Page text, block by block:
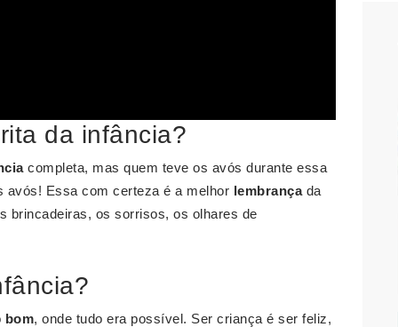
da infância?
completa, mas quem teve os avós durante essa
avós! Essa com certeza é a melhor lembrançada
brincadeiras, os sorrisos, os olhares de
bom, onde tudo era possível. Ser criança é ser feliz,